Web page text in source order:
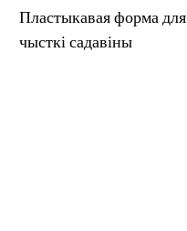
Пластыкавая форма для
чысткі садавіны